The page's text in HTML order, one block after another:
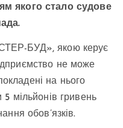
якого стало судове
БУД», якою керує
не може
на нього
5 мільйонів гривень
обов’язків.